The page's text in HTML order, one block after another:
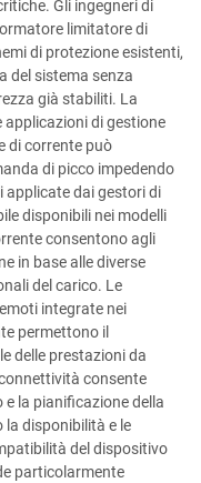
Gli ingegneri di
limitatore di
di protezione esistenti,
del sistema senza
già stabiliti. La
applicazioni di gestione
di corrente può
di picco impedendo
applicate dai gestori di
disponibili nei modelli
consentono agli
in base alle diverse
del carico. Le
integrate nei
permettono il
delle prestazioni da
consente
la pianificazione della
disponibilità e le
del dispositivo
particolarmente